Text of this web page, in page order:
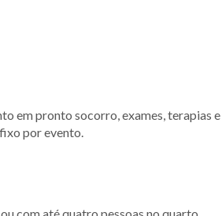
em pronto socorro, exames, terapias e
por evento.